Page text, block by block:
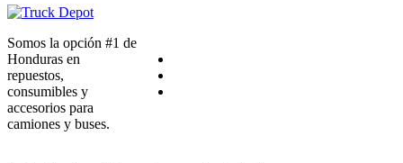
Somos la opción #1 de
Honduras en
repuestos,
consumibles y
accesorios para
camiones y buses.